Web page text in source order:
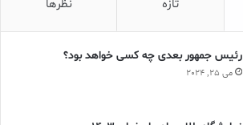
تازه نظرها
رئیس جمهور بعدی چه کسی خواهد بود؟
می 25, 2024